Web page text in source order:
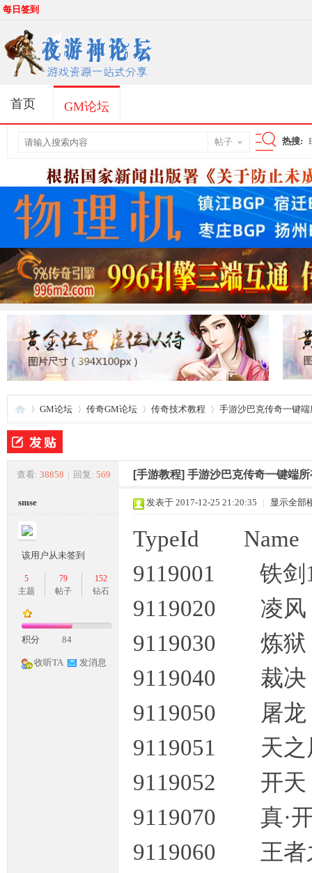
每日签到
首页 GM论坛
帖子
索
热搜:
夜 »
GM论坛
›
传奇GM论坛
›
传奇技术教程
›
手游沙巴克传奇一键
查看: 38858 | 回复: 569 [手游教程] 手游沙巴克传奇一键端
smse
该用户从未签到
5
主题
79
帖子
152
钻石
积分 84
收听TA 发消息
发表于 2017-12-25 21:20:35 | 显示全部
TypeId
9119001 铁
9119020 凌
9119030 炼
9119040 裁
9119050 屠
9119051 天
9119052 开
9119070 真
9119060 王